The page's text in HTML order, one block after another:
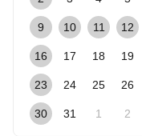
9 10 11 12
16 17 18 19
23 24 25 26
30 31 1 2